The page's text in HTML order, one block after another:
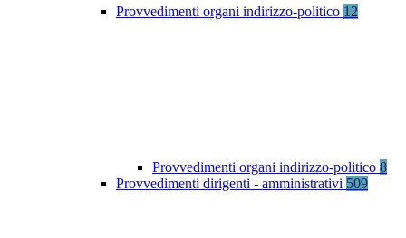
Provvedimenti organi indirizzo-politico 12
Provvedimenti organi indirizzo-politico 8
Provvedimenti dirigenti - amministrativi 509